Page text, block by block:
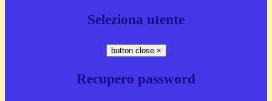
Seleziona utente
button close ×
Recupero password